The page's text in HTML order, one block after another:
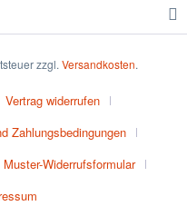
zzgl. Versandkosten.
Vertrag widerrufen
Zahlungsbedingungen
Muster-Widerrufsformular